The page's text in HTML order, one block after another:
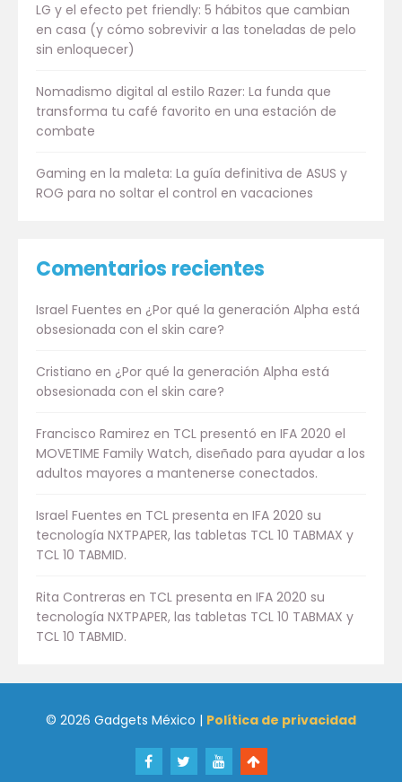
LG y el efecto pet friendly: 5 hábitos que cambian
en casa (y cómo sobrevivir a las toneladas de pelo
sin enloquecer)
Nomadismo digital al estilo Razer: La funda que
transforma tu café favorito en una estación de
combate
Gaming en la maleta: La guía definitiva de ASUS y
ROG para no soltar el control en vacaciones
Comentarios recientes
Israel Fuentes en ¿Por qué la generación Alpha está
obsesionada con el skin care?
Cristiano en ¿Por qué la generación Alpha está
obsesionada con el skin care?
Francisco Ramirez en TCL presentó en IFA 2020 el
MOVETIME Family Watch, diseñado para ayudar a los
adultos mayores a mantenerse conectados.
Israel Fuentes en TCL presenta en IFA 2020 su
tecnología NXTPAPER, las tabletas TCL 10 TABMAX y
TCL 10 TABMID.
Rita Contreras en TCL presenta en IFA 2020 su
tecnología NXTPAPER, las tabletas TCL 10 TABMAX y
TCL 10 TABMID.
© 2026 Gadgets México | Política de privacidad